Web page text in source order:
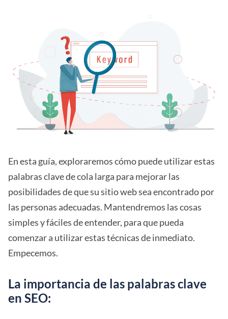
En esta guía, exploraremos cómo puede utilizar estas
palabras clave de cola larga para mejorar las
posibilidades de que su sitio web sea encontrado por
las personas adecuadas. Mantendremos las cosas
simples y fáciles de entender, para que pueda
comenzar a utilizar estas técnicas de inmediato.
Empecemos.
La importancia de las palabras clave
en SEO: